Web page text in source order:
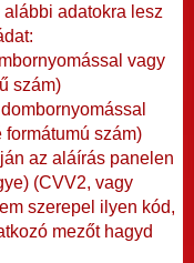
adatokra lesz
vagy
szám)
szám)
az aláírás panelen
(CVV2, vagy
szerepel ilyen kód,
mezőt hagyd